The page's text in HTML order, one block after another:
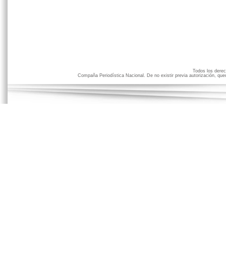
Todos los
Compaña Periodística Nacional. De no existir previa autorización,